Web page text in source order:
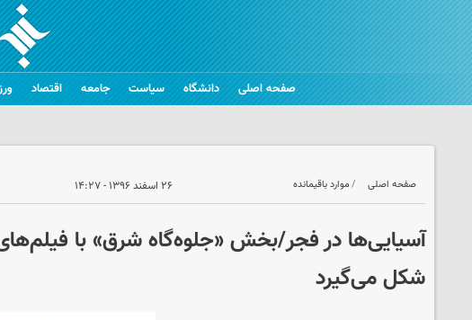
صفحه اصلی دانشگاه سیاست جامعه اقتصاد
صفحه اصلی موارد باقیمانده ۲۶ اسفند ۱۳۹۶ - ۱۴:۲۷
شکل می‌گیرد